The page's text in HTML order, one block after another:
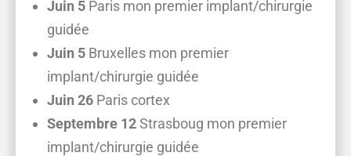
Juin 5 Paris mon premier implant/chirurgie
guidée
Juin 5 Bruxelles mon premier
implant/chirurgie guidée
Juin 26 Paris cortex
Septembre 12Strasboug mon premier
implant/chirurgie guidée